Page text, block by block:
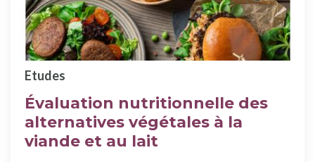
Évaluation nutritionnelle des
alternatives végétales à la
viande et au lait
Etudes